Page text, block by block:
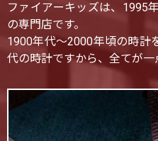
ファイアーキッズは、1995
の専門店です。
1900年代〜2000年頃の時計
代の時計ですから、全てが一